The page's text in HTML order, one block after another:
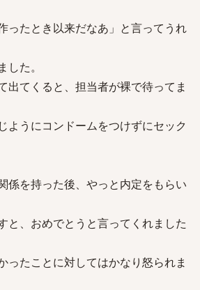
ったとき以来だなあ」と言ってうれ
た。
出てくると、担当者が裸で待ってま
ようにコンドームをつけずにセック
係を持った後、やっと内定をもらい
と、おめでとうと言ってくれました
ったことに対してはかなり怒られま